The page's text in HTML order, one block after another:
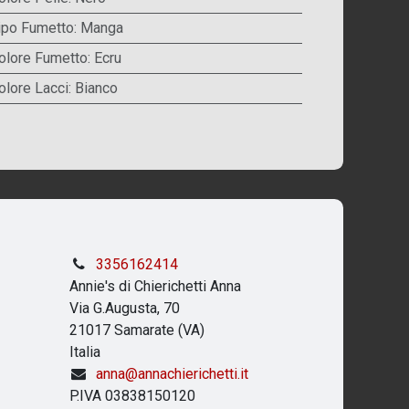
Fumetto: Manga
Fumetto: Ecru
Lacci: Bianco
3356162414
Annie's di Chierichetti Anna
Via G.Augusta, 70
21017 Samarate (VA)
Italia
anna@annachierichetti.it
P.IVA 03838150120